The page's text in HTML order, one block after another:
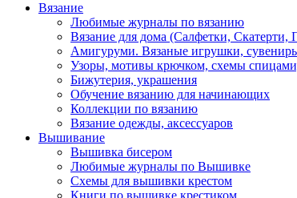
Вязание
Любимые журналы по вязанию
Вязание для дома (Салфетки,
Амигуруми. Вязаные игрушки,
Узоры, мотивы крючком, схемы спицами,
Бижутерия, украшения
Обучение вязанию для начинающих
Коллекции по вязанию
Вязание одежды, аксессуаров
Вышивание
Вышивка бисером
Любимые журналы по Вышивке
Схемы для вышивки крестом
Книги по вышивке крестиком